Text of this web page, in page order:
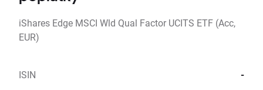
iShares Edge MSCI Wld Qual Factor UCITS ETF (Acc,
EUR)
ISIN -